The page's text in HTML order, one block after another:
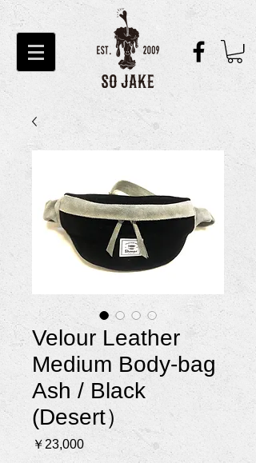
Velour Leather
Medium Body-bag
Ash / Black
(Desert）
￥23,000価